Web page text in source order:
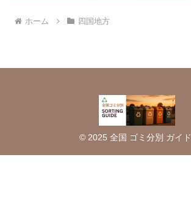
ホーム 四国地方
© 2025 全国 ゴミ分別 ガイド.